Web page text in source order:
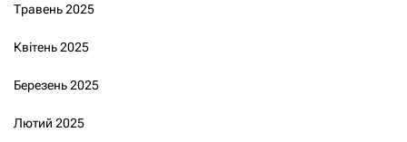
Травень 2025
Квітень 2025
Березень 2025
Лютий 2025